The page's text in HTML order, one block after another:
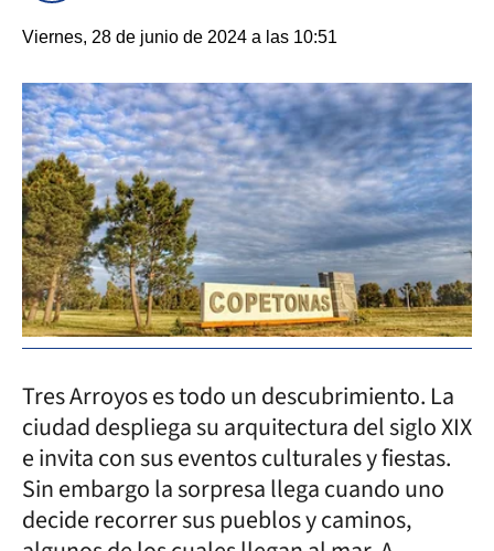
Viernes, 28 de junio de 2024 a las 10:51
Tres Arroyos es todo un descubrimiento. La
ciudad despliega su arquitectura del siglo XIX
e invita con sus eventos culturales y fiestas.
Sin embargo la sorpresa llega cuando uno
decide recorrer sus pueblos y caminos,